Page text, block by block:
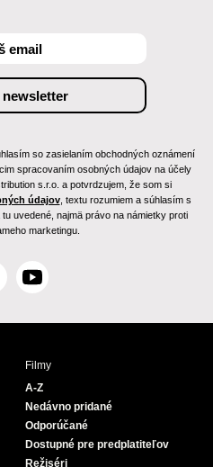
so zasielaním obchodných oznámení
spracovaním osobných údajov na účely
s.r.o. a potvrdzujem, že som si
údajov, textu rozumiem a súhlasím s
uvedené, najmä právo na námietky proti
marketingu.
Y
u
e
Filmy
A-Z
Nedávno pridané
Odporúčané
Dostupné pre predplatiteľov
Režiséri